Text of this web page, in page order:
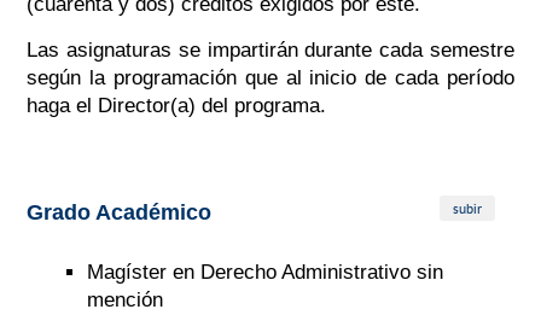
Las asignaturas se impartirán durante cada semestre
según la programación que al inicio de cada período
haga el Director(a) del programa.
Grado Académico subir
Magíster en Derecho Administrativo sin
mención